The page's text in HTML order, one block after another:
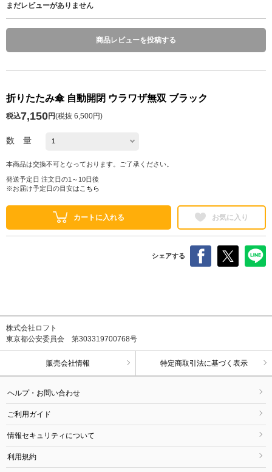
まだレビューがありません
商品レビューを投稿する
折りたたみ傘 自動開閉 ウラワザ無双 ブラック
税込7,150円(税抜 6,500円)
数 量
本商品は交換不可となっております。ご了承ください。
発送予定日 注文日の1～10日後
※お届け予定日の目安は こちら
カートに入れる お気に入り
シェアする
株式会社ロフト
東京都公安委員会 第303319700768号
販売会社情報 特定商取引法に基づく表示
ヘルプ・お問い合わせ
ご利用ガイド
情報セキュリティについて
利用規約